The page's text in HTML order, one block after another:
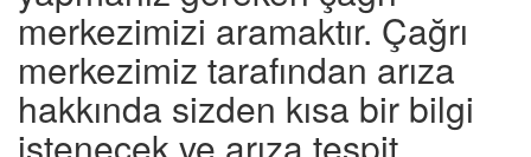
merkezimizi aramaktır. Çağrı
merkezimiz tarafından arıza
hakkında sizden kısa bir bilgi